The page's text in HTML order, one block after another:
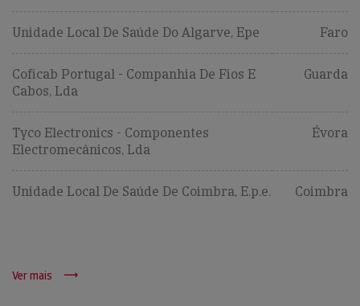
Unidade Local De Saúde Do Algarve, Epe Faro
Coficab Portugal - Companhia De Fios E
Cabos, Lda
Guarda
Tyco Electronics - Componentes
Electromecânicos, Lda
Évora
Unidade Local De Saúde De Coimbra, E.p.e. Coimbra
Ver mais